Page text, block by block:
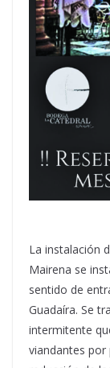
La instalación
Mairena se
sentido de
Guadaíra. Se
intermitente
viandantes